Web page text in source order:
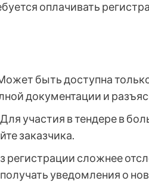
оплачивать
быть доступна
документации и
участия в тендере в
заказчика.
регистрации сложнее
уведомления о